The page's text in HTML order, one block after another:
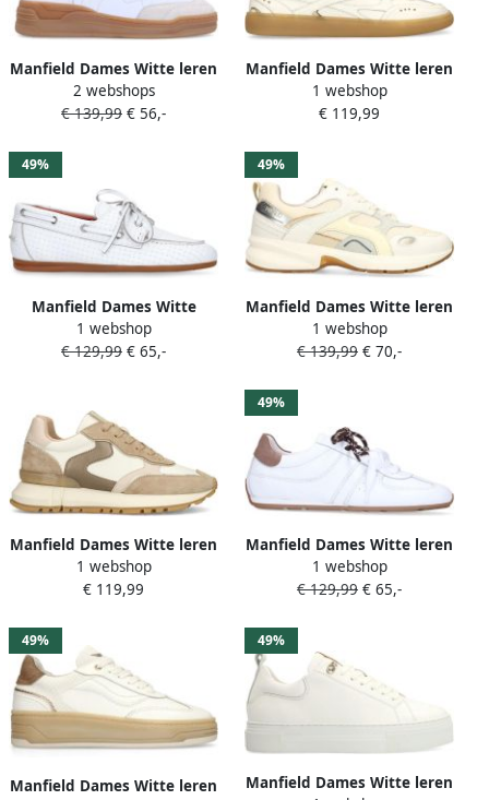
Manfield Dames Witte leren
sneakers met beige suéde
details
2 webshops
€ 139,99 € 56,-
Manfield Dames Witte leren
sneakers
1 webshop
€ 119,99
49%
Manfield Dames Witte
geweven boatloafers
1 webshop
€ 129,99 € 65,-
49%
Manfield Dames Witte leren
sneakers
1 webshop
€ 139,99 € 70,-
Manfield Dames Witte leren
sneakers met beige suède
details
1 webshop
€ 119,99
49%
Manfield Dames Witte leren
sneakers
1 webshop
€ 129,99 € 65,-
49%
Manfield Dames Witte leren
49%
Manfield Dames Witte leren